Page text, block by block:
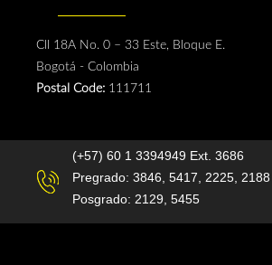
Cll 18A No. 0 – 33 Este, Bloque E.
Bogotá - Colombia
Postal Code: 111711
(+57) 60 1 3394949 Ext. 3686
Pregrado: 3846, 5417, 2225, 2188
Posgrado: 2129, 5455